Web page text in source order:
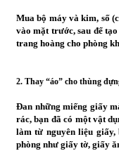
Mua bộ máy và kim, số
vào mặt trước, sau để
trang hoàng cho phòng
2. Thay “áo” cho thùng
Đan những miếng giấy
rác, bạn đã có một vật
làm từ nguyên liệu
phòng như giấy tờ, giấy